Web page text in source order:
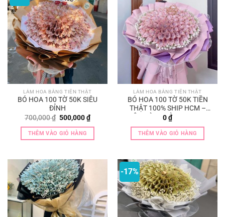
LÀM HOA BẰNG TIỀN THẬT
BÓ HOA 100 TỜ 50K SIÊU
ĐỈNH
700,000₫ Giá
là:
700,000 ₫.
500,000₫Giá
hiện
tại
THÊM VÀO GIỎ HÀNG
LÀM HOA BẰNG TIỀN THẬT
BÓ HOA 100 TỜ 50K TIỀN
THẬT 100% SHIP HCM –
BIÊN HÒA – BÌNH DƯƠNG
0₫
THÊM VÀO GIỎ HÀNG
-17%